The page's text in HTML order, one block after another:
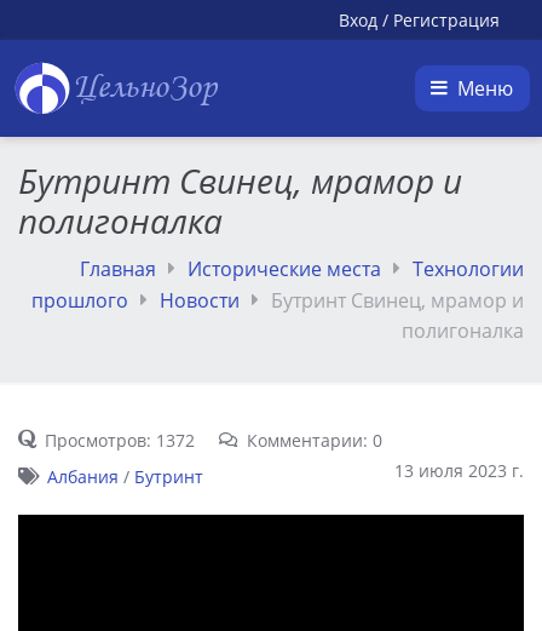
Вход / Регистрация
ЦельноЗор Меню
Бутринт Свинец, мрамор и
полигоналка
Главная Исторические места
Технологии
прошлого
Новости
Бутринт Свинец, мрамор и
полигоналка
Просмотров: 1372
Комментарии: 0
13 июля 2023 г.
Албания / Бутринт